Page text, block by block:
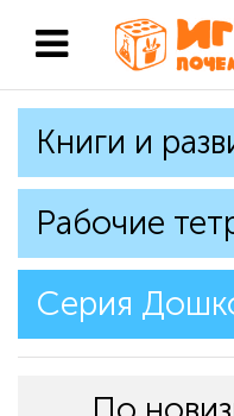
Книги и
Рабочие
Серия